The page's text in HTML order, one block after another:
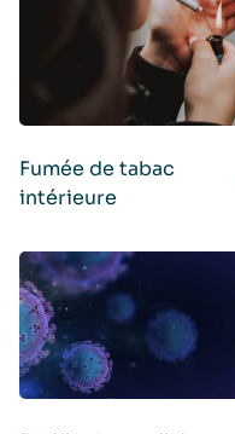
Fumée de tabac
intérieure